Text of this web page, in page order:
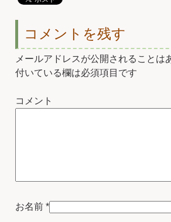
コメントを残す
メールアドレスが公開されることは
付いている欄は必須項目です
コメント
お名前 *